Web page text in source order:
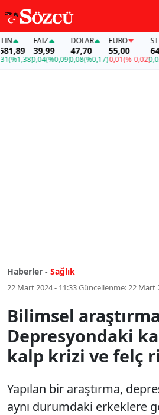
FAİZ
39,99
0,04(%0,09)
DOLAR
47,70
0,08(%0,17)
EURO
55,00
-0,01(%-0,02)
64,20
0,03
Haberler - Sağlık
22 Mart 2024 - 11:33Güncellenme:22 Mart
Bilimsel
Depresyondaki
kalp krizi ve felç
Yapılan bir araştırma,
aynı durumdaki erkeklere